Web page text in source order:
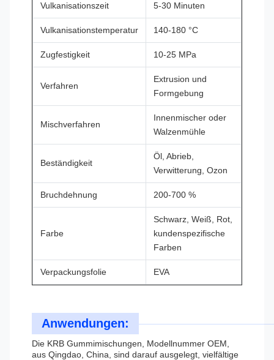
Vulkanisationszeit 5-30 Minuten
Vulkanisationstemperatur 140-180 °C
Zugfestigkeit 10-25 MPa
Verfahren
Extrusion und
Formgebung
Mischverfahren
Innenmischer oder
Walzenmühle
Beständigkeit
Öl, Abrieb,
Verwitterung, Ozon
Bruchdehnung 200-700 %
Farbe
Schwarz, Weiß, Rot,
kundenspezifische
Farben
Verpackungsfolie EVA
Anwendungen:
Die KRB Gummimischungen, Modellnummer OEM,
aus Qingdao, China, sind darauf ausgelegt, vielfältige